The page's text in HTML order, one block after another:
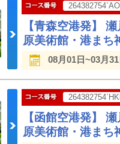
【青森空港発】
原美術館・港まち
08月01日~03月
【函館空港発】
原美術館・港まち